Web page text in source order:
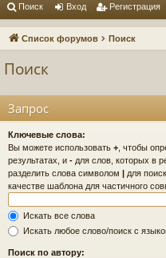
с
ы ум
ол
ьз
Поиск Вход Регистрация
Список форумов Поиск
Поиск
Запрос
Ключевые слова:
Вы можете использовать + , чтобы
результатах, и - для слов, которых в
разделить слова символом | для
качестве шаблона для частичного
Искать все слова
Искать любое слово/поиск с
Поиск по автору: